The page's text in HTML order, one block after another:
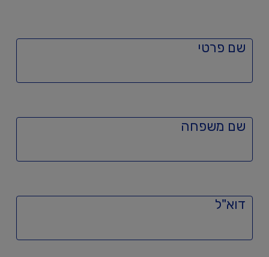
שם פרטי
שם משפחה
דוא"ל